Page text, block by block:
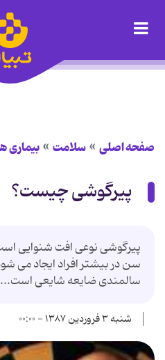
صفحه اصلی سلامت بیماری
پیرگوشی چیست؟
پیرگوشی نوعی افت شنوایی است
سن در بیشتر افراد ایجاد می
سالمندی ضایعه شایعی است...
شنبه ۳ فروردین ۱۳۸۷ - ۰۰:۰۰